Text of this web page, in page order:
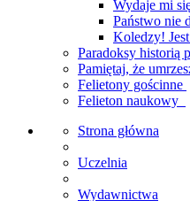
Wydaje mi
Państwo nie
Koledzy! Jest
Paradoksy historią
Pamiętaj, że
Felietony gościnne
Felieton naukowy
Strona główna
Uczelnia
Wydawnictwa